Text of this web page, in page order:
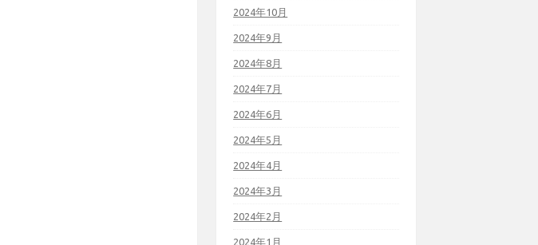
2024年10月
2024年9月
2024年8月
2024年7月
2024年6月
2024年5月
2024年4月
2024年3月
2024年2月
2024年1月